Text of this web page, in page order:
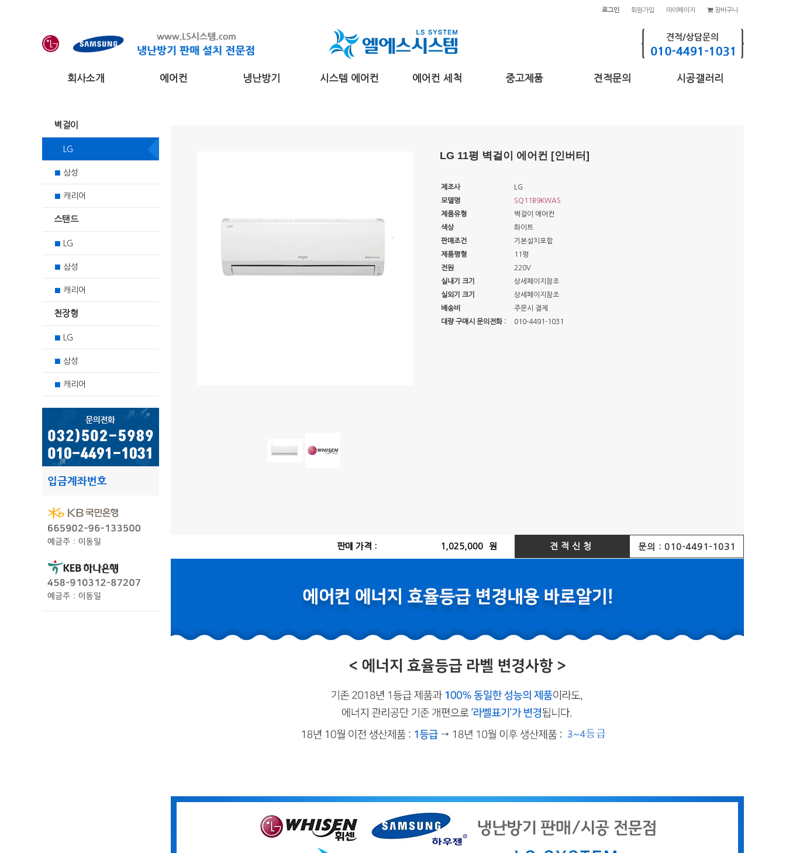
장바구니
마이페이지
회원가입
로그인
회사소개 에어컨 냉난방기 시스템 에어컨 에어컨 세척 중고제품 견적문의 시공갤러리
벽걸이
LG
■ 삼성
■ 캐리어
스탠드
■ LG
■ 삼성
■ 캐리어
천장형
■ LG
■ 삼성
■ 캐리어
LG 11평 벽걸이 에어컨 [인버터]
제조사
LG
모델명
SQ11B9KWAS
제품유형
벽걸이 에어컨
색상
화이트
판매조건
기본설치포함
제품평형
11평
전원
220V
실내기 크기
상세페이지참조
실외기 크기
상세페이지참조
배송비
주문시 결제
대량 구매시 문의전화 :
010-4491-1031
판매 가격 : 원
1,025,000 견적신청 문의 : 010-4491-1031